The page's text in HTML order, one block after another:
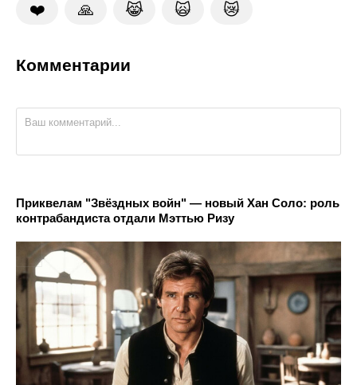
❤️ 🙏 😹 🙀 😿
Комментарии
Приквелам "Звёздных войн" — новый Хан Соло: роль
контрабандиста отдали Мэттью Ризу